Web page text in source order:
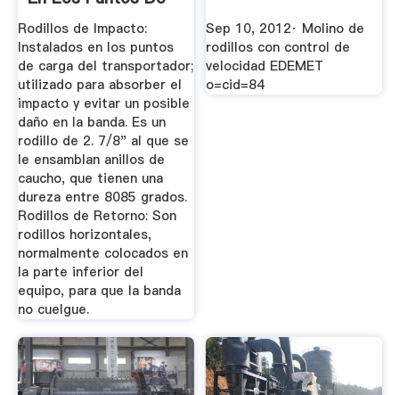
Carga ...
Rodillos de Impacto:
Instalados en los puntos
de carga del transportador;
utilizado para absorber el
impacto y evitar un posible
daño en la banda. Es un
rodillo de 2. 7/8" al que se
le ensamblan anillos de
caucho, que tienen una
dureza entre 8085 grados.
Rodillos de Retorno: Son
rodillos horizontales,
normalmente colocados en
la parte inferior del
equipo, para que la banda
no cuelgue.
Sep 10, 2012· Molino de
rodillos con control de
velocidad EDEMET
o=cid=84